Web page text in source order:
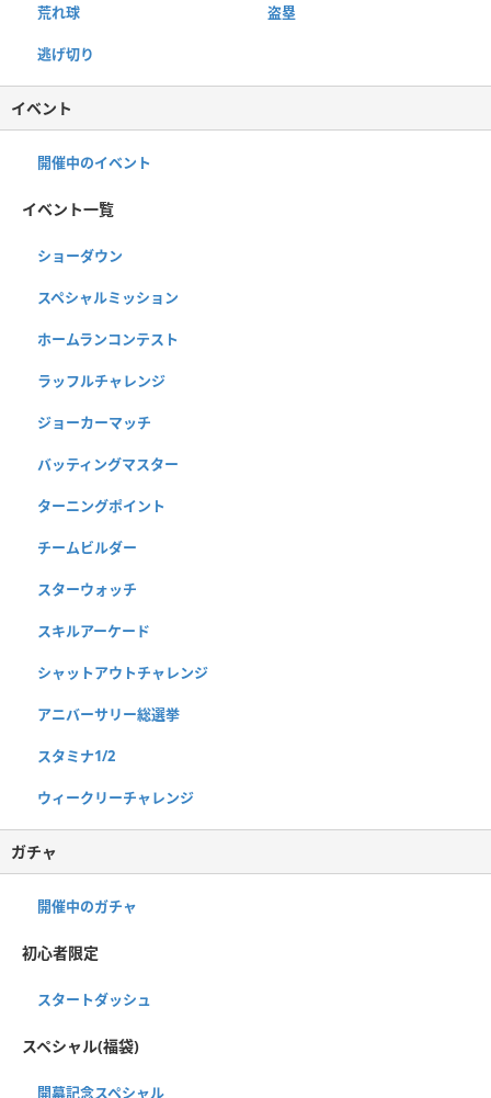
荒れ球 盗塁
逃げ切り
イベント
開催中のイベント
イベント一覧
ショーダウン
スペシャルミッション
ホームランコンテスト
ラッフルチャレンジ
ジョーカーマッチ
バッティングマスター
ターニングポイント
チームビルダー
スターウォッチ
スキルアーケード
シャットアウトチャレンジ
アニバーサリー総選挙
スタミナ1/2
ウィークリーチャレンジ
ガチャ
開催中のガチャ
初心者限定
スタートダッシュ
スペシャル(福袋)
開幕記念スペシャル